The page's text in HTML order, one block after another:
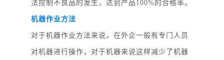
法控制不良品的发生，达到产品 100%的合格率。
机器作业方法
对于机器作业方法来说，在外企一般有专门人员
对机器进行操作，对于机器来说这样减少了机器